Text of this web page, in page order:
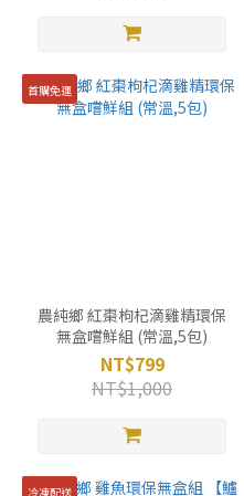
首購免運
農純鄉 紅棗枸杞滴雞精環保
無盒嚐鮮組 (常溫,5包)
NT$799
NT$1,000
冷凍配送